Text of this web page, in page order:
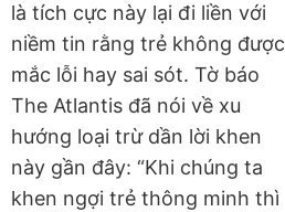
là tích cực này lại đi liền với
niềm tin rằng trẻ không được
mắc lỗi hay sai sót. Tờ báo
The Atlantis đã nói về xu
hướng loại trừ dần lời khen
này gần đây: “Khi chúng ta
khen ngợi trẻ thông minh thì